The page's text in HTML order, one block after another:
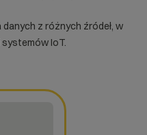
z różnych źródeł, w
systemów IoT.